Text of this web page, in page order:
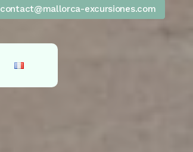
contact@mallorca-excursiones.com